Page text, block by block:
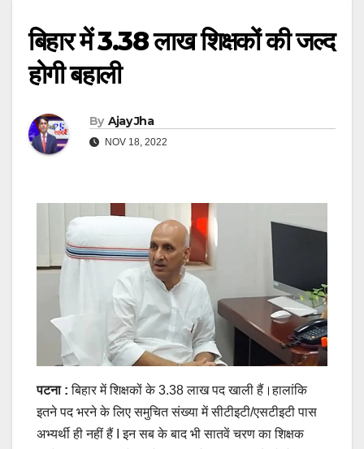
बिहार में 3.38 लाख शिक्षकों की जल्द
होगी बहाली
By Ajay Jha
NOV 18, 2022
पटना : बिहार में शिक्षकों के 3.38 लाख पद खाली हैं।हालांकि
इतने पद भरने के लिए समुचित संख्या में सीटीइटी/एसटीइटी पास
अभ्यर्थी ही नहीं हैं I इन सब के बाद भी सातवें चरण का शिक्षक